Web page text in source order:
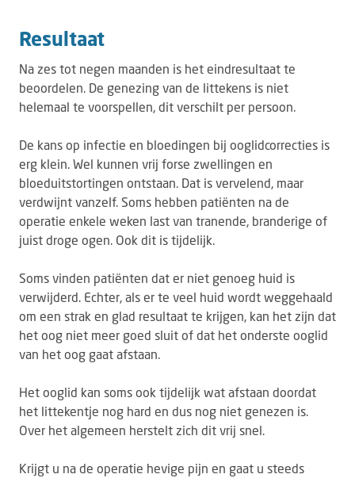
Resultaat
Na zes tot negen maanden is het eindresultaat te
beoordelen. De genezing van de littekens is niet
helemaal te voorspellen, dit verschilt per persoon.
De kans op infectie en bloedingen bij ooglidcorrecties is
erg klein. Wel kunnen vrij forse zwellingen en
bloeduitstortingen ontstaan. Dat is vervelend, maar
verdwijnt vanzelf. Soms hebben patiënten na de
operatie enkele weken last van tranende, branderige of
juist droge ogen. Ook dit is tijdelijk.
Soms vinden patiënten dat er niet genoeg huid is
verwijderd. Echter, als er te veel huid wordt weggehaald
om een strak en glad resultaat te krijgen, kan het zijn dat
het oog niet meer goed sluit of dat het onderste ooglid
van het oog gaat afstaan.
Het ooglid kan soms ook tijdelijk wat afstaan doordat
het littekentje nog hard en dus nog niet genezen is.
Over het algemeen herstelt zich dit vrij snel.
Krijgt u na de operatie hevige pijn en gaat u steeds